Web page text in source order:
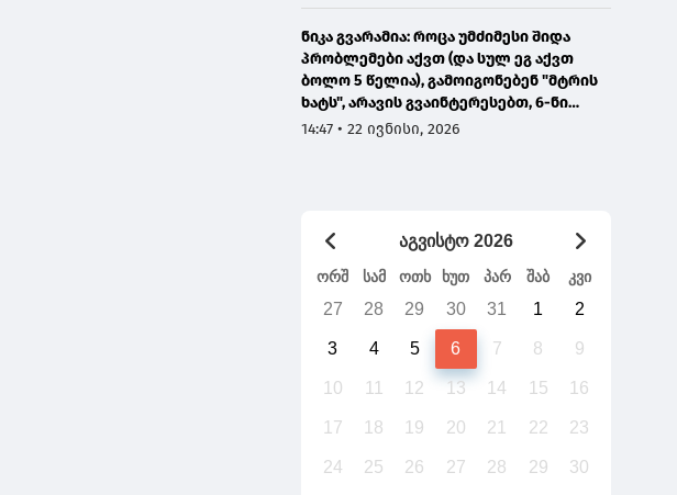
ნიკა გვარამია: როცა უმძიმესი შიდა
პრობლემები აქვთ (და სულ ეგ აქვთ
ბოლო 5 წელია), გამოიგონებენ "მტრის
ხატს", არავის გვაინტერესებთ, 6-ნი
ხართ და 7 დაჯგუფება გაქვთ -
14:47 • 22 ივნისი, 2026
აგვისტო 2026
ორშ სამ ოთხ ხუთ პარ შაბ კვი
27 28 29 30 31 1 2
3 4 5 6 7 8 9
10 11 12 13 14 15 16
17 18 19 20 21 22 23
24 25 26 27 28 29 30